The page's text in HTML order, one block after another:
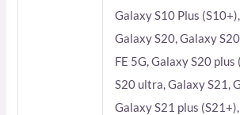
Galaxy S10 Plus
Galaxy S20, Galaxy
FE 5G, Galaxy S20
S20 ultra, Galaxy S21,
Galaxy S21 plus